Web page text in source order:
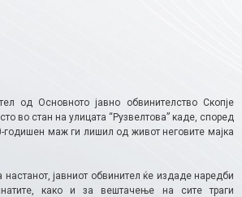
од Основното јавно обвинителство Скопје
во стан на улицата “Рузвелтова” каде, според
годишен маж ги лишил од живот неговите мајка
јавниот обвинител ќе издаде наредби
како и за вештачење на сите траги